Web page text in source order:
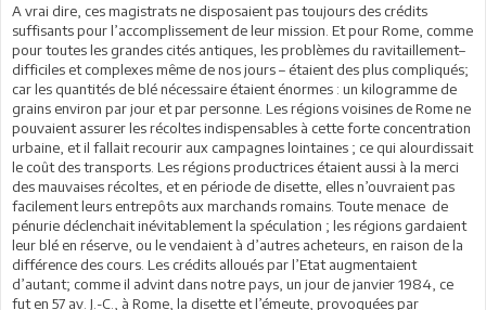
A vrai dire, ces magistrats ne disposaient pas toujours des crédits
suffisants pour l’accomplissement de leur mission. Et pour Rome, comme
pour toutes les grandes cités antiques, les problèmes du ravitaillement–
difficiles et complexes même de nos jours – étaient des plus compliqués;
car les quantités de blé nécessaire étaient énormes : un kilogramme de
grains environ par jour et par personne. Les régions voisines de Rome ne
pouvaient assurer les récoltes indispensables à cette forte concentration
urbaine, et il fallait recourir aux campagnes lointaines ; ce qui alourdissait
le coût des transports. Les régions productrices étaient aussi à la merci
des mauvaises récoltes, et en période de disette, elles n’ouvraient pas
facilement leurs entrepôts aux marchands romains. Toute menace de
pénurie déclenchait inévitablement la spéculation ; les régions gardaient
leur blé en réserve, ou le vendaient à d’autres acheteurs, en raison de la
différence des cours. Les crédits alloués par l’Etat augmentaient
d’autant; comme il advint dans notre pays, un jour de janvier 1984, ce
fut en 57 av. J.-C., à Rome, la disette et l’émeute, provoquées par